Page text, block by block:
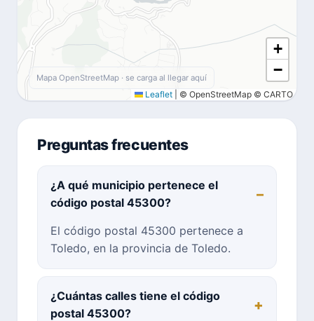
+
−
Leaflet © OpenStreetMap © CARTO
Mapa OpenStreetMap · se carga al llegar aquí
Preguntas frecuentes
¿A qué municipio pertenece el
código postal 45300?
El código postal 45300 pertenece a
Toledo, en la provincia de Toledo.
¿Cuántas calles tiene el código
postal 45300?